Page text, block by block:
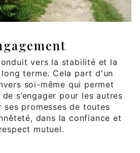
vers la stabilité et la
terme. Cela part d'un
soi-même qui permet
de s’engager pour les autres
ses promesses de toutes
dans la confiance et
mutuel.